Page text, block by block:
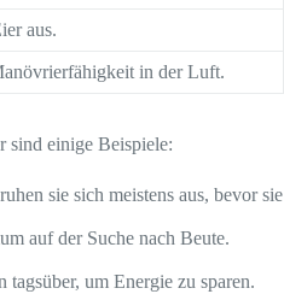
aus.
in der Luft.
sind einige Beispiele:
sie sich meistens aus, bevor sie
auf der Suche nach Beute.
um Energie zu sparen.